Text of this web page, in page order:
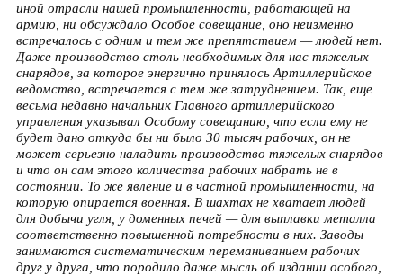
иной отрасли нашей промышленности, работающей на
армию, ни обсуждало Особое совещание, оно неизменно
встречалось с одним и тем же препятствием — людей нет.
Даже производство столь необходимых для нас тяжелых
снарядов, за которое энергично принялось Артиллерийское
ведомство, встречается с тем же затруднением. Так, еще
весьма недавно начальник Главного артиллерийского
управления указывал Особому совещанию, что если ему не
будет дано откуда бы ни было 30 тысяч рабочих, он не
может серьезно наладить производство тяжелых снарядов
и что он сам этого количества рабочих набрать не в
состоянии. То же явление и в частной промышленности, на
которую опирается военная. В шахтах не хватает людей
для добычи угля, у доменных печей — для выплавки металла
соответственно повышенной потребности в них. Заводы
занимаются систематическим переманиванием рабочих
друг у друга, что породило даже мысль об издании особого,